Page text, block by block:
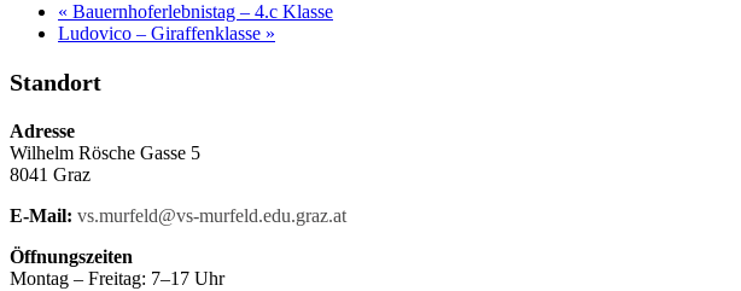
« Bauernhoferlebnistag – 4.c Klasse
Ludovico – Giraffenklasse »
Standort
Adresse
Wilhelm Rösche Gasse 5
8041 Graz
E-Mail: vs.murfeld@vs-murfeld.edu.graz.at
Öffnungszeiten
Montag – Freitag: 7–17 Uhr